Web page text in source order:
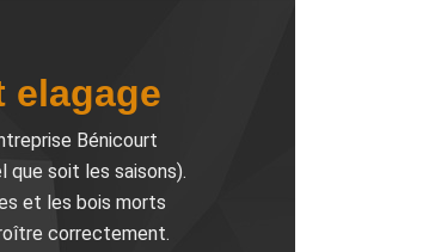
elagage
Bénicourt
que soit les saisons).
et les bois morts
correctement.